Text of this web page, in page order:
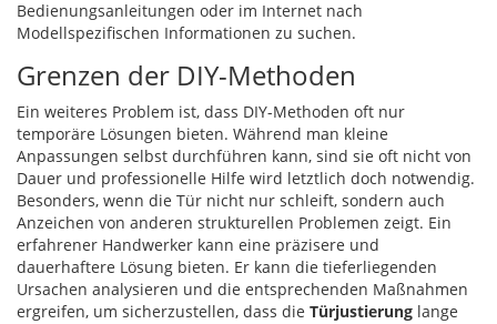
Bedienungsanleitungen oder im Internet nach
Modellspezifischen Informationen zu suchen.
Grenzen der DIY-Methoden
Ein weiteres Problem ist, dass DIY-Methoden oft nur
temporäre Lösungen bieten. Während man kleine
Anpassungen selbst durchführen kann, sind sie oft nicht von
Dauer und professionelle Hilfe wird letztlich doch notwendig.
Besonders, wenn die Tür nicht nur schleift, sondern auch
Anzeichen von anderen strukturellen Problemen zeigt. Ein
erfahrener Handwerker kann eine präzisere und
dauerhaftere Lösung bieten. Er kann die tieferliegenden
Ursachen analysieren und die entsprechenden Maßnahmen
ergreifen, um sicherzustellen, dass die Türjustierung lange